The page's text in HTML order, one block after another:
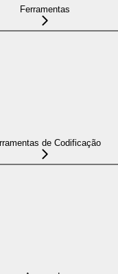
Ferramentas
de Codificação